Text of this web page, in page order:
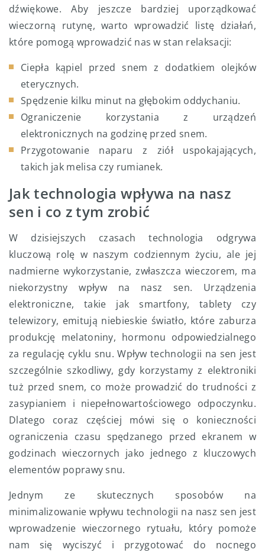
dźwiękowe. Aby jeszcze bardziej uporządkować
wieczorną rutynę, warto wprowadzić listę działań,
które pomogą wprowadzić nas w stan relaksacji:
Ciepła kąpiel przed snem z dodatkiem olejków
eterycznych.
Spędzenie kilku minut na głębokim oddychaniu.
Ograniczenie korzystania z urządzeń
elektronicznych na godzinę przed snem.
Przygotowanie naparu z ziół uspokajających,
takich jak melisa czy rumianek.
Jak technologia wpływa na nasz
sen i co z tym zrobić
W dzisiejszych czasach technologia odgrywa
kluczową rolę w naszym codziennym życiu, ale jej
nadmierne wykorzystanie, zwłaszcza wieczorem, ma
niekorzystny wpływ na nasz sen. Urządzenia
elektroniczne, takie jak smartfony, tablety czy
telewizory, emitują niebieskie światło, które zaburza
produkcję melatoniny, hormonu odpowiedzialnego
za regulację cyklu snu. Wpływ technologii na sen jest
szczególnie szkodliwy, gdy korzystamy z elektroniki
tuż przed snem, co może prowadzić do trudności z
zasypianiem i niepełnowartościowego odpoczynku.
Dlatego coraz częściej mówi się o konieczności
ograniczenia czasu spędzanego przed ekranem w
godzinach wieczornych jako jednego z kluczowych
elementów poprawy snu.
Jednym ze skutecznych sposobów na
minimalizowanie wpływu technologii na nasz sen jest
wprowadzenie wieczornego rytuału, który pomoże
nam się wyciszyć i przygotować do nocnego